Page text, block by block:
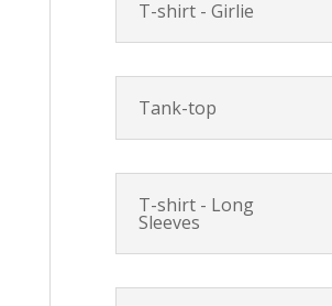
T-shirt - Girlie
Tank-top
T-shirt - Long
Sleeves